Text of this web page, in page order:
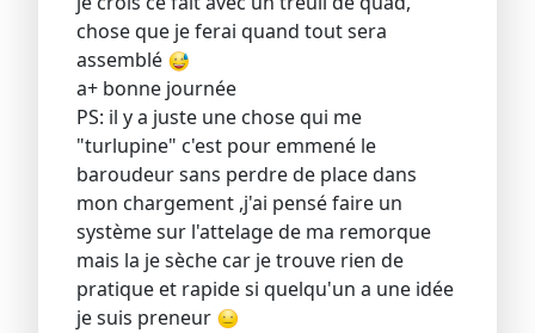
chose que je ferai quand tout sera
assemblé
a+ bonne journée
PS: il y a juste une chose qui me
"turlupine" c'est pour emmené le
baroudeur sans perdre de place dans
mon chargement ,j'ai pensé faire un
système sur l'attelage de ma remorque
mais la je sèche car je trouve rien de
pratique et rapide si quelqu'un a une idée
je suis preneur